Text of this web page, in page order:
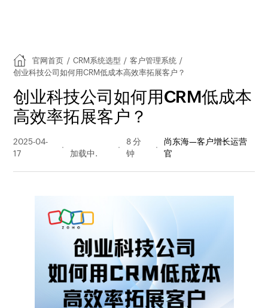
官网首页 / CRM系统选型 / 客户管理系统 /
创业科技公司如何用CRM低成本高效率拓展客户？
创业科技公司如何用CRM低成本
高效率拓展客户？
2025-04-
17
量
8 分
钟
尚东海—客户增长运营
官